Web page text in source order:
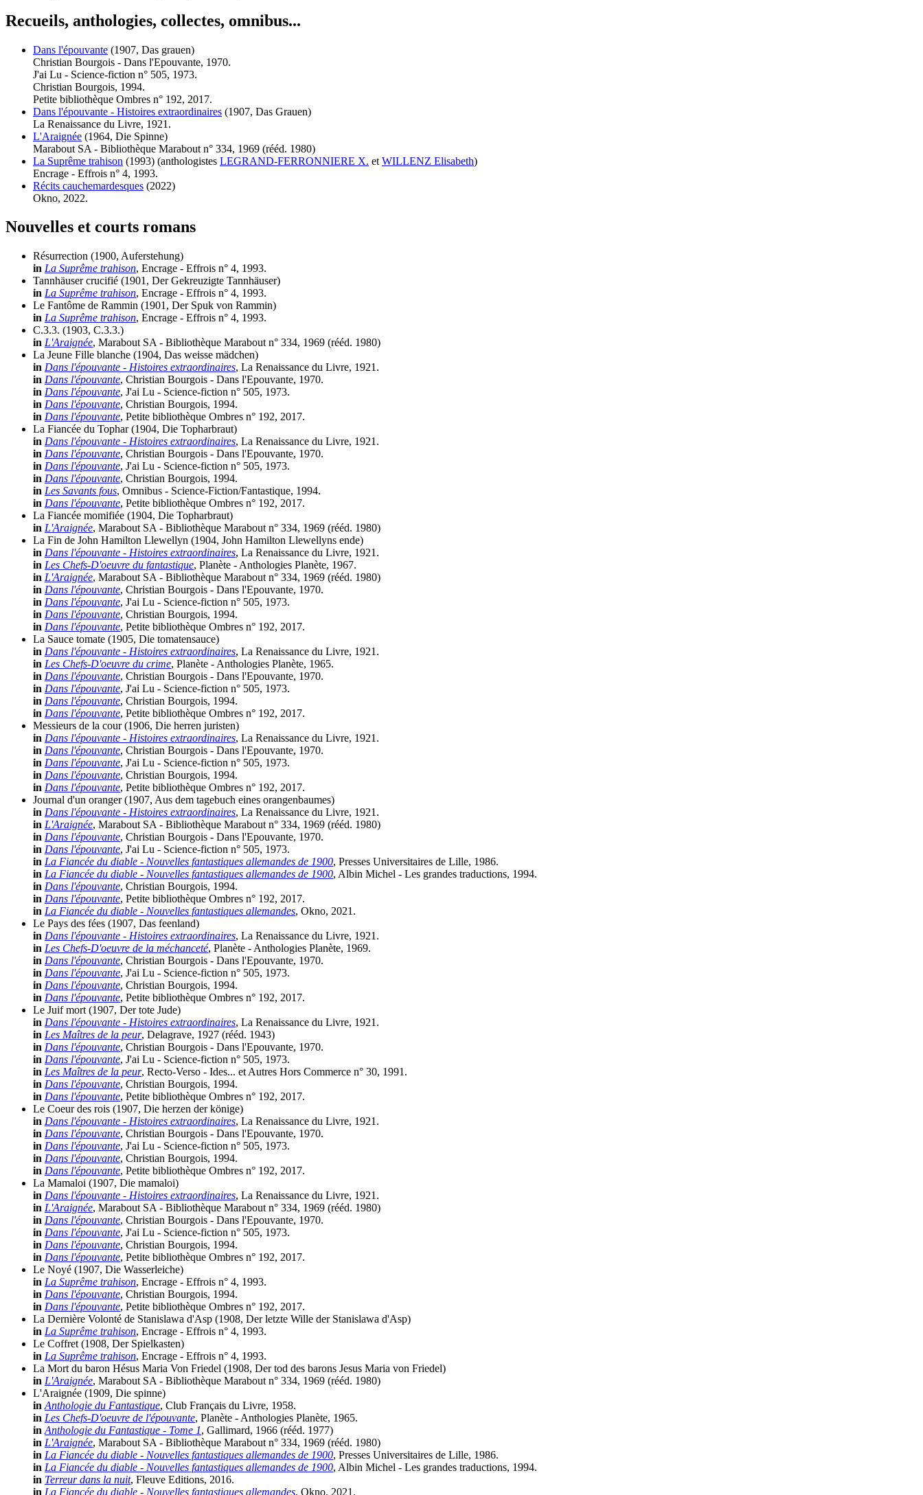
Recueils, anthologies, collectes, omnibus...
Dans l'épouvante (1907, Das grauen)
Christian Bourgois - Dans l'Epouvante, 1970.
J'ai Lu - Science-fiction n° 505, 1973.
Christian Bourgois, 1994.
Petite bibliothèque Ombres n° 192, 2017.
Dans l'épouvante - Histoires extraordinaires (1907, Das Grauen)
La Renaissance du Livre, 1921.
L'Araignée (1964, Die Spinne)
Marabout SA - Bibliothèque Marabout n° 334, 1969 (rééd. 1980)
La Suprême trahison (1993) (anthologistes LEGRAND-FERRONNIERE X. et WILLENZ Elisabeth)
Encrage - Effrois n° 4, 1993.
Récits cauchemardesques (2022)
Okno, 2022.
Nouvelles et courts romans
Résurrection (1900, Auferstehung)
in La Suprême trahison, Encrage - Effrois n° 4, 1993.
Tannhäuser crucifié (1901, Der Gekreuzigte Tannhäuser)
in La Suprême trahison, Encrage - Effrois n° 4, 1993.
Le Fantôme de Rammin (1901, Der Spuk von Rammin)
in La Suprême trahison, Encrage - Effrois n° 4, 1993.
C.3.3. (1903, C.3.3.)
in L'Araignée, Marabout SA - Bibliothèque Marabout n° 334, 1969 (rééd. 1980)
La Jeune Fille blanche (1904, Das weisse mädchen)
in Dans l'épouvante - Histoires extraordinaires, La Renaissance du Livre, 1921.
in Dans l'épouvante, Christian Bourgois - Dans l'Epouvante, 1970.
in Dans l'épouvante, J'ai Lu - Science-fiction n° 505, 1973.
in Dans l'épouvante, Christian Bourgois, 1994.
in Dans l'épouvante, Petite bibliothèque Ombres n° 192, 2017.
La Fiancée du Tophar (1904, Die Topharbraut)
in Dans l'épouvante - Histoires extraordinaires, La Renaissance du Livre, 1921.
in Dans l'épouvante, Christian Bourgois - Dans l'Epouvante, 1970.
in Dans l'épouvante, J'ai Lu - Science-fiction n° 505, 1973.
in Dans l'épouvante, Christian Bourgois, 1994.
in Les Savants fous, Omnibus - Science-Fiction/Fantastique, 1994.
in Dans l'épouvante, Petite bibliothèque Ombres n° 192, 2017.
La Fiancée momifiée (1904, Die Topharbraut)
in L'Araignée, Marabout SA - Bibliothèque Marabout n° 334, 1969 (rééd. 1980)
La Fin de John Hamilton Llewellyn (1904, John Hamilton Llewellyns ende)
in Dans l'épouvante - Histoires extraordinaires, La Renaissance du Livre, 1921.
in Les Chefs-D'oeuvre du fantastique, Planète - Anthologies Planète, 1967.
in L'Araignée, Marabout SA - Bibliothèque Marabout n° 334, 1969 (rééd. 1980)
in Dans l'épouvante, Christian Bourgois - Dans l'Epouvante, 1970.
in Dans l'épouvante, J'ai Lu - Science-fiction n° 505, 1973.
in Dans l'épouvante, Christian Bourgois, 1994.
in Dans l'épouvante, Petite bibliothèque Ombres n° 192, 2017.
La Sauce tomate (1905, Die tomatensauce)
in Dans l'épouvante - Histoires extraordinaires, La Renaissance du Livre, 1921.
in Les Chefs-D'oeuvre du crime, Planète - Anthologies Planète, 1965.
in Dans l'épouvante, Christian Bourgois - Dans l'Epouvante, 1970.
in Dans l'épouvante, J'ai Lu - Science-fiction n° 505, 1973.
in Dans l'épouvante, Christian Bourgois, 1994.
in Dans l'épouvante, Petite bibliothèque Ombres n° 192, 2017.
Messieurs de la cour (1906, Die herren juristen)
in Dans l'épouvante - Histoires extraordinaires, La Renaissance du Livre, 1921.
in Dans l'épouvante, Christian Bourgois - Dans l'Epouvante, 1970.
in Dans l'épouvante, J'ai Lu - Science-fiction n° 505, 1973.
in Dans l'épouvante, Christian Bourgois, 1994.
in Dans l'épouvante, Petite bibliothèque Ombres n° 192, 2017.
Journal d'un oranger (1907, Aus dem tagebuch eines orangenbaumes)
in Dans l'épouvante - Histoires extraordinaires, La Renaissance du Livre, 1921.
in L'Araignée, Marabout SA - Bibliothèque Marabout n° 334, 1969 (rééd. 1980)
in Dans l'épouvante, Christian Bourgois - Dans l'Epouvante, 1970.
in Dans l'épouvante, J'ai Lu - Science-fiction n° 505, 1973.
in La Fiancée du diable - Nouvelles fantastiques allemandes de 1900, Presses Universitaires de Lille, 1986.
in La Fiancée du diable - Nouvelles fantastiques allemandes de 1900, Albin Michel - Les grandes traductions, 1994.
in Dans l'épouvante, Christian Bourgois, 1994.
in Dans l'épouvante, Petite bibliothèque Ombres n° 192, 2017.
in La Fiancée du diable - Nouvelles fantastiques allemandes, Okno, 2021.
Le Pays des fées (1907, Das feenland)
in Dans l'épouvante - Histoires extraordinaires, La Renaissance du Livre, 1921.
in Les Chefs-D'oeuvre de la méchanceté, Planète - Anthologies Planète, 1969.
in Dans l'épouvante, Christian Bourgois - Dans l'Epouvante, 1970.
in Dans l'épouvante, J'ai Lu - Science-fiction n° 505, 1973.
in Dans l'épouvante, Christian Bourgois, 1994.
in Dans l'épouvante, Petite bibliothèque Ombres n° 192, 2017.
Le Juif mort (1907, Der tote Jude)
in Dans l'épouvante - Histoires extraordinaires, La Renaissance du Livre, 1921.
in Les Maîtres de la peur, Delagrave, 1927 (rééd. 1943)
in Dans l'épouvante, Christian Bourgois - Dans l'Epouvante, 1970.
in Dans l'épouvante, J'ai Lu - Science-fiction n° 505, 1973.
in Les Maîtres de la peur, Recto-Verso - Ides... et Autres Hors Commerce n° 30, 1991.
in Dans l'épouvante, Christian Bourgois, 1994.
in Dans l'épouvante, Petite bibliothèque Ombres n° 192, 2017.
Le Coeur des rois (1907, Die herzen der könige)
in Dans l'épouvante - Histoires extraordinaires, La Renaissance du Livre, 1921.
in Dans l'épouvante, Christian Bourgois - Dans l'Epouvante, 1970.
in Dans l'épouvante, J'ai Lu - Science-fiction n° 505, 1973.
in Dans l'épouvante, Christian Bourgois, 1994.
in Dans l'épouvante, Petite bibliothèque Ombres n° 192, 2017.
La Mamaloi (1907, Die mamaloi)
in Dans l'épouvante - Histoires extraordinaires, La Renaissance du Livre, 1921.
in L'Araignée, Marabout SA - Bibliothèque Marabout n° 334, 1969 (rééd. 1980)
in Dans l'épouvante, Christian Bourgois - Dans l'Epouvante, 1970.
in Dans l'épouvante, J'ai Lu - Science-fiction n° 505, 1973.
in Dans l'épouvante, Christian Bourgois, 1994.
in Dans l'épouvante, Petite bibliothèque Ombres n° 192, 2017.
Le Noyé (1907, Die Wasserleiche)
in La Suprême trahison, Encrage - Effrois n° 4, 1993.
in Dans l'épouvante, Christian Bourgois, 1994.
in Dans l'épouvante, Petite bibliothèque Ombres n° 192, 2017.
La Dernière Volonté de Stanislawa d'Asp (1908, Der letzte Wille der Stanislawa d'Asp)
in La Suprême trahison, Encrage - Effrois n° 4, 1993.
Le Coffret (1908, Der Spielkasten)
in La Suprême trahison, Encrage - Effrois n° 4, 1993.
La Mort du baron Hésus Maria Von Friedel (1908, Der tod des barons Jesus Maria von Friedel)
in L'Araignée, Marabout SA - Bibliothèque Marabout n° 334, 1969 (rééd. 1980)
L'Araignée (1909, Die spinne)
in Anthologie du Fantastique, Club Français du Livre, 1958.
in Les Chefs-D'oeuvre de l'épouvante, Planète - Anthologies Planète, 1965.
in Anthologie du Fantastique - Tome 1, Gallimard, 1966 (rééd. 1977)
in L'Araignée, Marabout SA - Bibliothèque Marabout n° 334, 1969 (rééd. 1980)
in La Fiancée du diable - Nouvelles fantastiques allemandes de 1900, Presses Universitaires de Lille, 1986.
in La Fiancée du diable - Nouvelles fantastiques allemandes de 1900, Albin Michel - Les grandes traductions, 1994.
in Terreur dans la nuit, Fleuve Editions, 2016.
in La Fiancée du diable - Nouvelles fantastiques allemandes, Okno, 2021.